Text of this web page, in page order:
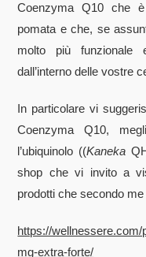
Coenzyma Q10 che
pomata e che, se
molto più funzionale
dall’interno delle vostre
In particolare vi
Coenzyma Q10,
l’ubiquinolo ((Kaneka
shop che vi invito a
prodotti che secondo
https://wellnessere.com/
mg-extra-forte/